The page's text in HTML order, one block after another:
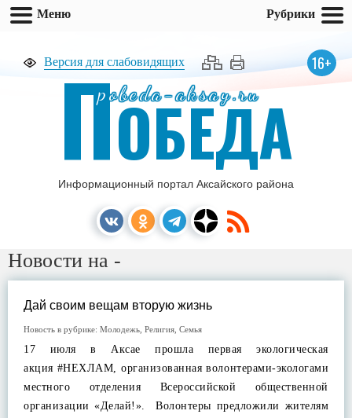
Версия для слабовидящих 16+
pobeda-aksay.ru
ПОБЕДА
Информационный портал Аксайского района
Новости на -
Дай своим вещам вторую жизнь
Новость в рубрике: Молодежь Религия Семья
17 июля в Аксае прошла первая экологическая
акция #НЕХЛАМ, организованная волонтерами-экологами
местного отделения Всероссийской общественной
организации «Делай!». Волонтеры предложили жителям
Меню Рубрики